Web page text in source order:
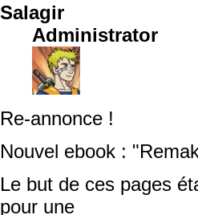
Salagir
Administrator
Re-annonce !
Nouvel ebook :
Le but de ces pages
pour une